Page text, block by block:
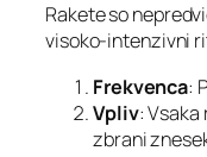
Rakete so
visoko‑intenzivni
Frekvenca:
Vpliv:
zbrani